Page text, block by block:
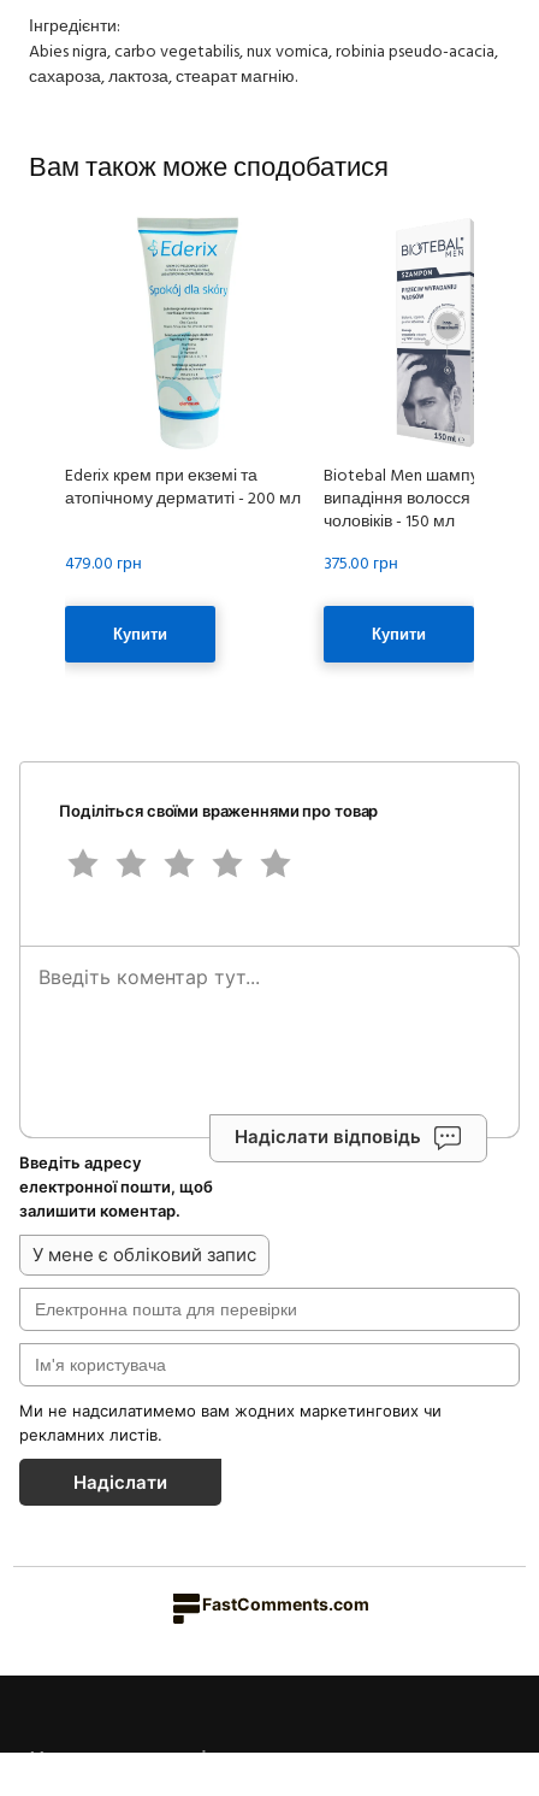
Інгредієнти:
Abies nigra, carbo vegetabilis, nux vomica, robinia pseudo-acacia,
сахароза, лактоза, стеарат магнію.
Вам також може сподобатися
Ederix крем при екземі та
атопічному дерматиті - 200 мл
479.00 грн
Купити
Biotebal Men шампунь
випадіння волосся для
чоловіків - 150 мл
375.00 грн
Купити
Поділіться своїми враженнями про товар
Надіслати відповідь
Введіть адресу
електронної пошти, щоб
залишити коментар.
У мене є обліковий запис
Ми не надсилатимемо вам жодних маркетингових чи
рекламних листів.
Надіслати
FastComments.com
Каталог товарів